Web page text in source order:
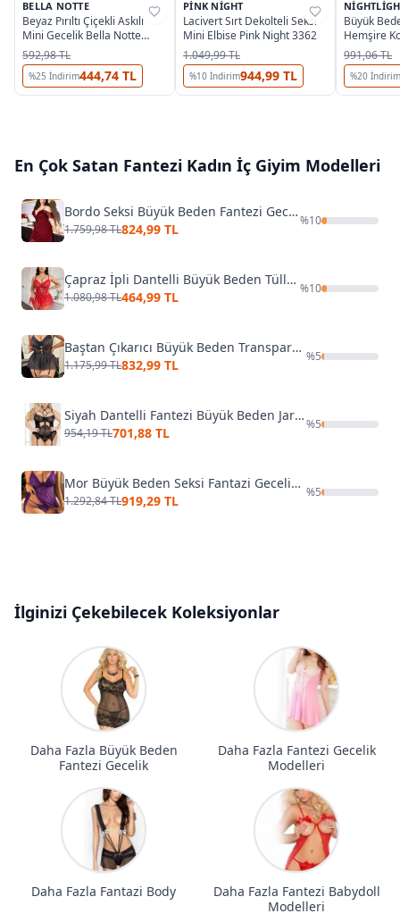
%75
BELLA NOTTE
Beyaz Pırıltı Çiçekli Askılı
Mini Gecelik Bella Notte
15626
592,98 TL
%25 İndirim444,74 TL
%45
PINK NIGHT
Lacivert Sırt Dekolteli Seksi
Mini Elbise Pink Night 3362
1.049,99 TL
%10 İndirim944,99 TL
%34
Büyük
Hemşire
3635
991,06 TL
%20 İndirim
En Çok Satan Fantezi Kadın İç Giyim Modelleri
Bordo Seksi Büyük Beden Fantezi Gecelik Pink Night 6692
1.759,98 TL824,99 TL
%10
Çapraz İpli Dantelli Büyük Beden Tüllü Fantazi Gecelik Ruselin 8008
1.080,98 TL464,99 TL
%10
Baştan Çıkarıcı Büyük Beden Transparan Dantelli Puantiyeli Fantazi Jartiyer Takım Lily Bianca LB-264
1.175,99 TL832,99 TL
%5
Siyah Dantelli Fantezi Büyük Beden Jartiyer Takım For Dreams 8313
954,19 TL701,88 TL
%5
Mor Büyük Beden Seksi Fantazi Gecelik Beleng 5047
1.292,84 TL919,29 TL
%5
İlginizi Çekebilecek Koleksiyonlar
Daha Fazla Büyük Beden
Fantezi Gecelik
Daha Fazla Fantezi Gecelik
Modelleri
Daha Fazla Fantazi Body
Daha Fazla Fantezi Babydoll
Modelleri